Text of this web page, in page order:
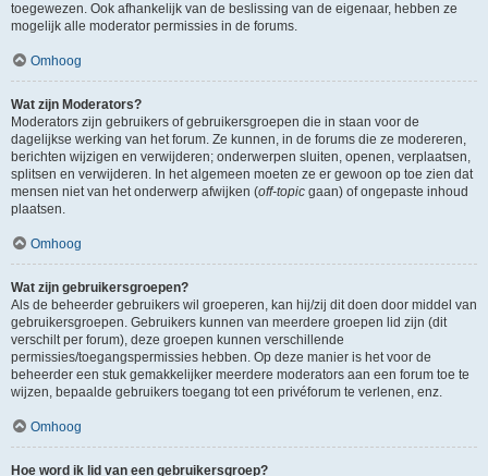
toegewezen. Ook afhankelijk van de beslissing van de eigenaar, hebben ze
mogelijk alle moderator permissies in de forums.
Omhoog
Wat zijn Moderators?
Moderators zijn gebruikers of gebruikersgroepen die in staan voor de
dagelijkse werking van het forum. Ze kunnen, in de forums die ze modereren,
berichten wijzigen en verwijderen; onderwerpen sluiten, openen, verplaatsen,
splitsen en verwijderen. In het algemeen moeten ze er gewoon op toe zien dat
mensen niet van het onderwerp afwijken (off-topic gaan) of ongepaste inhoud
plaatsen.
Omhoog
Wat zijn gebruikersgroepen?
Als de beheerder gebruikers wil groeperen, kan hij/zij dit doen door middel van
gebruikersgroepen. Gebruikers kunnen van meerdere groepen lid zijn (dit
verschilt per forum), deze groepen kunnen verschillende
permissies/toegangspermissies hebben. Op deze manier is het voor de
beheerder een stuk gemakkelijker meerdere moderators aan een forum toe te
wijzen, bepaalde gebruikers toegang tot een privéforum te verlenen, enz.
Omhoog
Hoe word ik lid van een gebruikersgroep?